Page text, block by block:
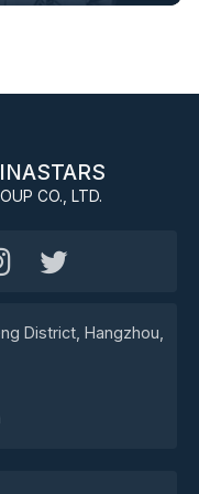
CO., LTD.
District, Hangzhou,